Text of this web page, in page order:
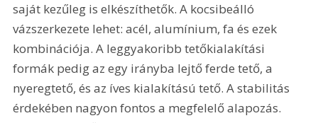
saját kezűleg is elkészíthetők. A kocsibeálló
vázszerkezete lehet: acél, alumínium, fa és ezek
kombinációja. A leggyakoribb tetőkialakítási
formák pedig az egy irányba lejtő ferde tető, a
nyeregtető, és az íves kialakítású tető. A stabilitás
érdekében nagyon fontos a megfelelő alapozás.